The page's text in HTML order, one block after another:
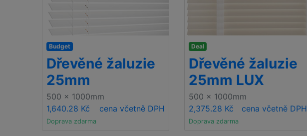
Budget
Dřevěné žaluzie
25mm
500 x 1000mm
1,640.28 Kč
cena včetně DPH
Doprava zdarma
Deal
Dřevěné žaluzie
25mm LUX
500 x 1000mm
2,375.28 Kč
cena včetně DPH
Doprava zdarma